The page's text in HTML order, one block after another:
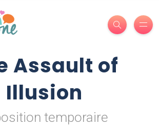
Assault of
Illusion
temporaire